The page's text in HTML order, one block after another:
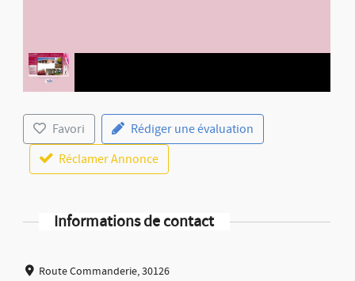
Favori
Rédiger une évaluation
Réclamer Annonce
Informations de contact
Route Commanderie, 30126